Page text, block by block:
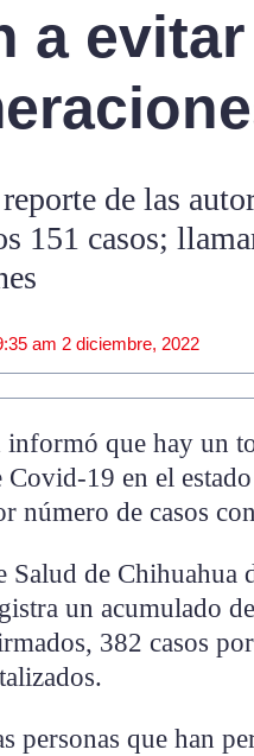
a evitar
de las
151 casos;
am 2 diciembre, 2022
que hay un
19 en el
número de casos
Salud de Chihuahua
un acumulado
382 casos
personas que han